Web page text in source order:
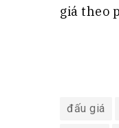
giá theo
đấu giá